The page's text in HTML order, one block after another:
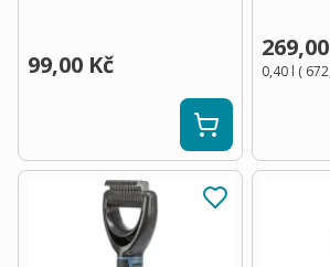
99,00 Kč 0,40 l (